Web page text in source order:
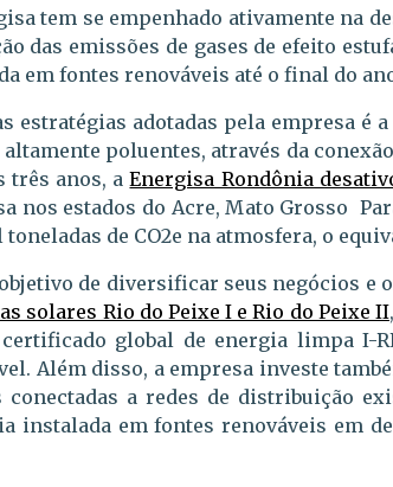
tem se empenhado ativamente na
das emissões de gases de efeito
em fontes renováveis até o final do
estratégias adotadas pela empresa é
altamente poluentes, através da
três anos, aEnergisa Rondônia
nos estados do Acre, Mato Grosso
de CO2e na atmosfera, o
de diversificar seus negócios e
solares Rio do Peixe I e Rio do Peixe II
global de energia limpa I-
Além disso, a empresa investe
conectadas a redes de distribuição
instalada em fontes renováveis em